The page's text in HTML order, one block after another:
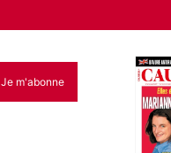
Je m'abonne